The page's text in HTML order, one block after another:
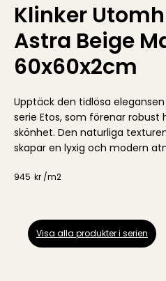
Klinker
Astra Beige
60x60x2cm
Upptäck den tidlösa
serie Etos, som förenar
skönhet. Den naturliga
skapar en lyxig och modern
945 kr /m2
Visa alla produkter i serien